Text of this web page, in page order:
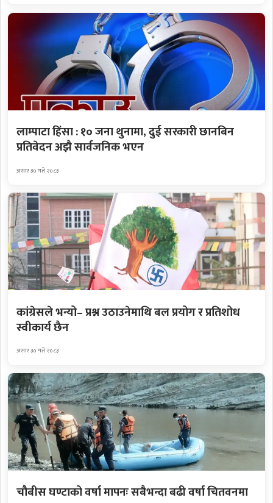
लाम्पाटा हिंसा : १० जना थुनामा, दुई सरकारी छानबिन
प्रतिवेदन अझै सार्वजनिक भएन
असार ३० गते २०८३
कांग्रेसले भन्यो– प्रश्न उठाउनेमाथि बल प्रयोग र प्रतिशोध
स्वीकार्य छैन
असार ३० गते २०८३
चौबीस घण्टाको वर्षा मापनः सबैभन्दा बढी वर्षा चितवनमा